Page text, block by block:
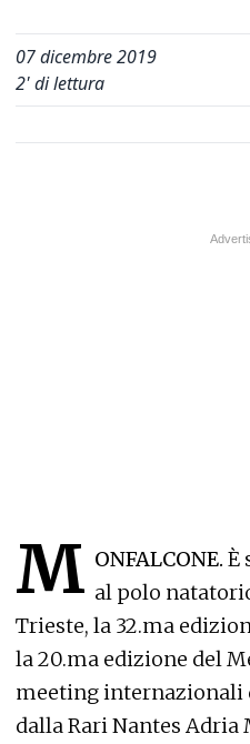
07 dicembre 2019
2' di lettura
M ONFALCONE. È
al polo
Trieste, la 32.ma
la 20.ma edizione del
meeting internazionali
dalla Rari Nantes Adria